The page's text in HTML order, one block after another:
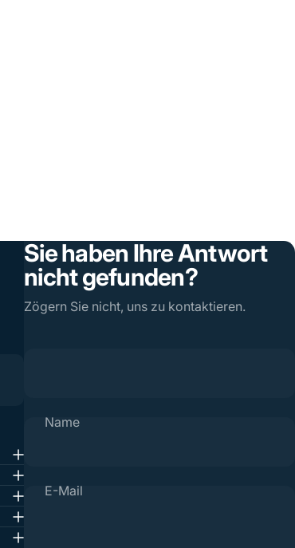
Sie haben Ihre Antwort
nicht gefunden?
Zögern Sie nicht, uns zu kontaktieren.
Name
E-Mail